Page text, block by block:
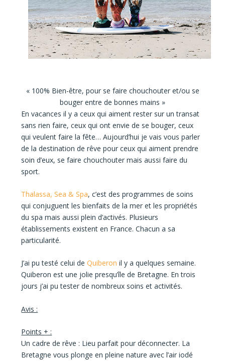
« 100% Bien-être, pour se faire chouchouter et/ou se
bouger entre de bonnes mains »
En vacances il y a ceux qui aiment rester sur un transat
sans rien faire, ceux qui ont envie de se bouger, ceux
qui veulent faire la fête… Aujourd’hui je vais vous parler
de la destination de rêve pour ceux qui aiment prendre
soin d’eux, se faire chouchouter mais aussi faire du
sport.
Thalassa, Sea & Spa, c’est des programmes de soins
qui conjuguent les bienfaits de la mer et les propriétés
du spa mais aussi plein d’activés. Plusieurs
établissements existent en France. Chacun a sa
particularité.
J’ai pu testé celui deQuiberon il y a quelques semaine.
Quiberon est une jolie presqu’île de Bretagne. En trois
jours j’ai pu tester de nombreux soins et activités.
Avis :
Points + :
Un cadre de rêve : Lieu parfait pour déconnecter. La
Bretagne vous plonge en pleine nature avec l’air iodé